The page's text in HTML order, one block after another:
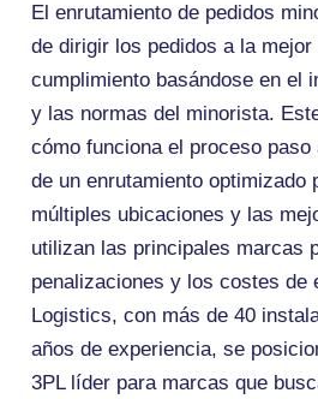
El enrutamiento de pedidos
de dirigir los pedidos a la mejor
cumplimiento basándose en el
y las normas del minorista.
cómo funciona el proceso
de un enrutamiento optimizado
múltiples ubicaciones y las
utilizan las principales marcas
penalizaciones y los costes de
Logistics, con más de 40
años de experiencia, se
3PL líder para marcas que